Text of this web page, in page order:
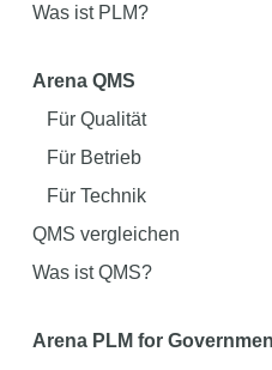
Was ist PLM?
Arena QMS
Für Qualität
Für Betrieb
Für Technik
QMS vergleichen
Was ist QMS?
Arena PLM for